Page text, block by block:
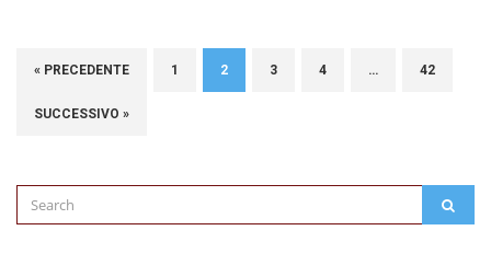
« PRECEDENTE 1 2 3 4 … 42
SUCCESSIVO »
Search
for: